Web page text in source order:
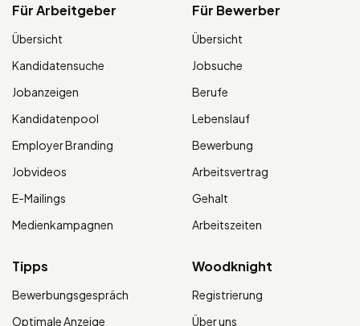
Für Arbeitgeber
Übersicht
Kandidatensuche
Jobanzeigen
Kandidatenpool
Employer Branding
Jobvideos
E-Mailings
Medienkampagnen
Für Bewerber
Übersicht
Jobsuche
Berufe
Lebenslauf
Bewerbung
Arbeitsvertrag
Gehalt
Arbeitszeiten
Tipps
Bewerbungsgespräch
Optimale Anzeige
Woodknight
Registrierung
Über uns